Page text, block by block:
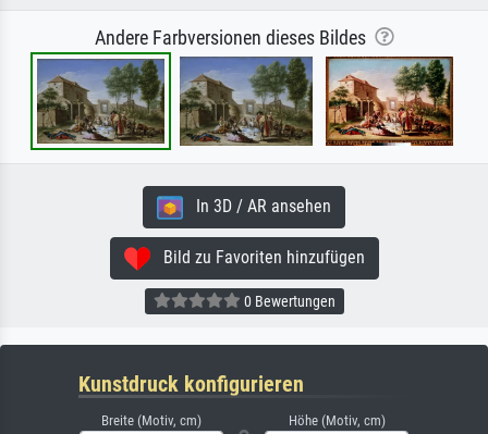
Andere Farbversionen dieses Bildes
In 3D / AR ansehen
Bild zu Favoriten hinzufügen
0 Bewertungen
Kunstdruck konfigurieren
Breite (Motiv, cm) Höhe (Motiv, cm)